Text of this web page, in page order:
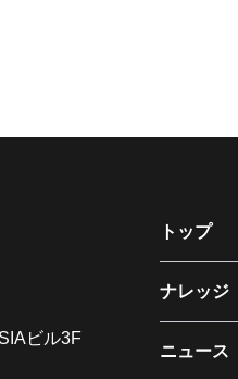
ビル3F
トップ
ナレッジ
ニュース